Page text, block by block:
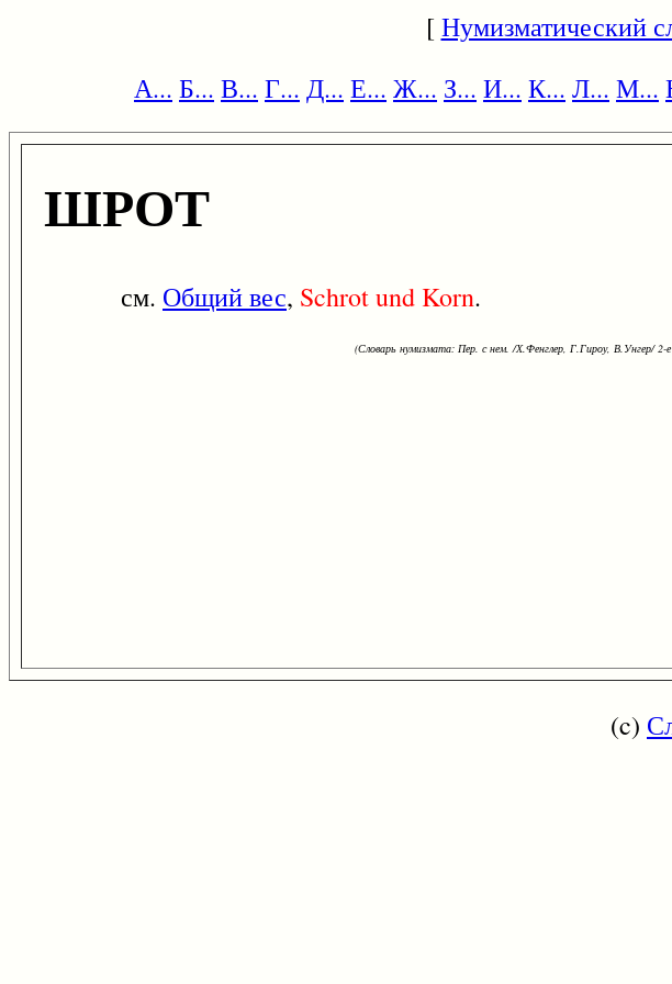
[Нумизматический
А... Б... В... Г... Д... Е... Ж... З... И... К... Л... М...
ШРОТ
см. Общий вес, Schrotund Korn.
(Словарь нумизмата: Пер. с нем. /Х.Фенглер, Г.Гироу, В.Унгер/ 2-
(c)